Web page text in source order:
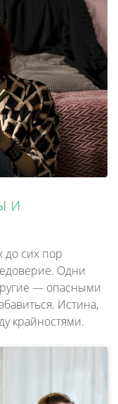
и
до сих пор
Одни
— опасными
Истина,
крайностями.